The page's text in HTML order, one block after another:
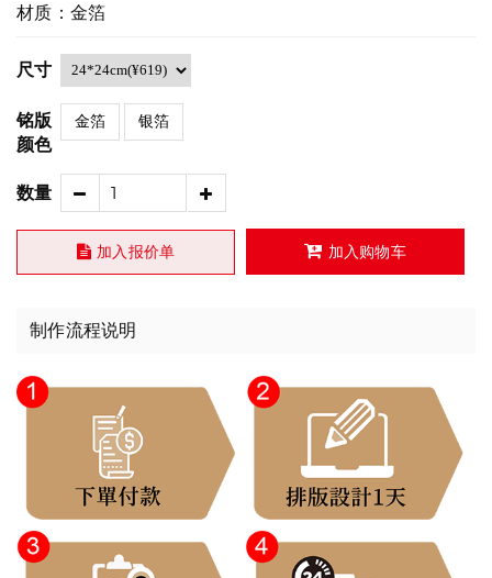
材质：金箔
尺寸
铭版
颜色
金箔 银箔
数量
加入报价单 加入购物车
制作流程说明